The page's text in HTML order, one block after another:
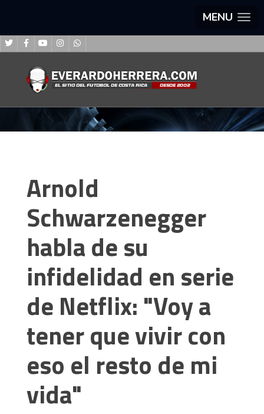
MENU
Arnold
Schwarzenegger
habla de su
infidelidad en serie
de Netflix: "Voy a
tener que vivir con
eso el resto de mi
vida"